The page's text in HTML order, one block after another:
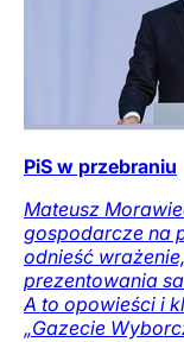
PiS w przebraniu
Mateusz
gospodarcze na
odnieść
prezentowania
A to opowieści i
„Gazecie